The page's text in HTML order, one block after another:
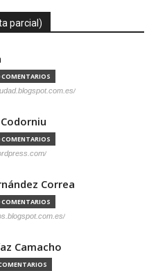
parcial)
COMENTARIOS
COMENTARIOS
Correa
COMENTARIOS
Camacho